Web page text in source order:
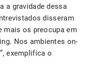
a gravidade dessa
disseram
mais os preocupa em
Nos ambientes on-
exemplifica o